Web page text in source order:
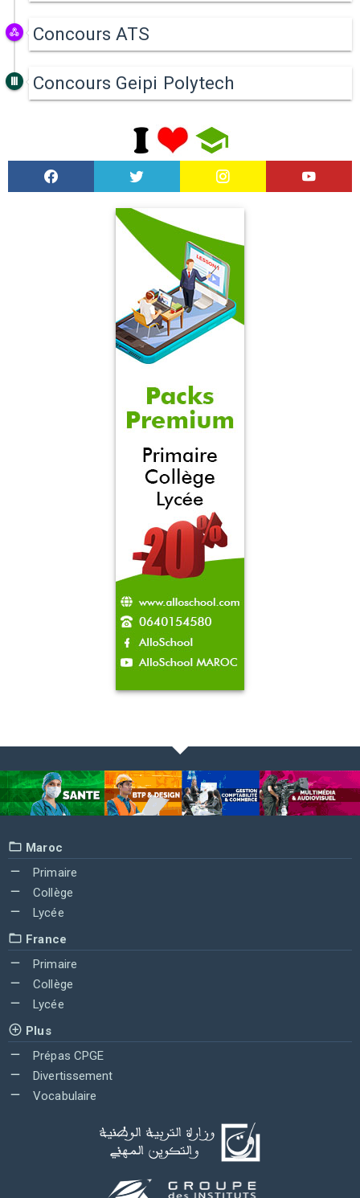
Concours ATS
Concours Geipi Polytech
Maroc
Primaire
Collège
Lycée
France
Primaire
Collège
Lycée
Plus
Prépas CPGE
Divertissement
Vocabulaire